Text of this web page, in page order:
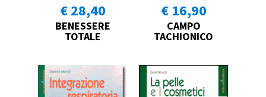
€ 28,40
BENESSERE
TOTALE
€ 16,90
CAMPO
TACHIONICO